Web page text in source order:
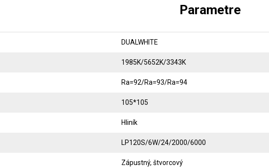
Parametre
DUALWHITE
1985K/5652K/3343K
Ra=92/Ra=93/Ra=94
105*105
Hliník
LP120S/6W/24/2000/6000
Zápustný, štvorcový